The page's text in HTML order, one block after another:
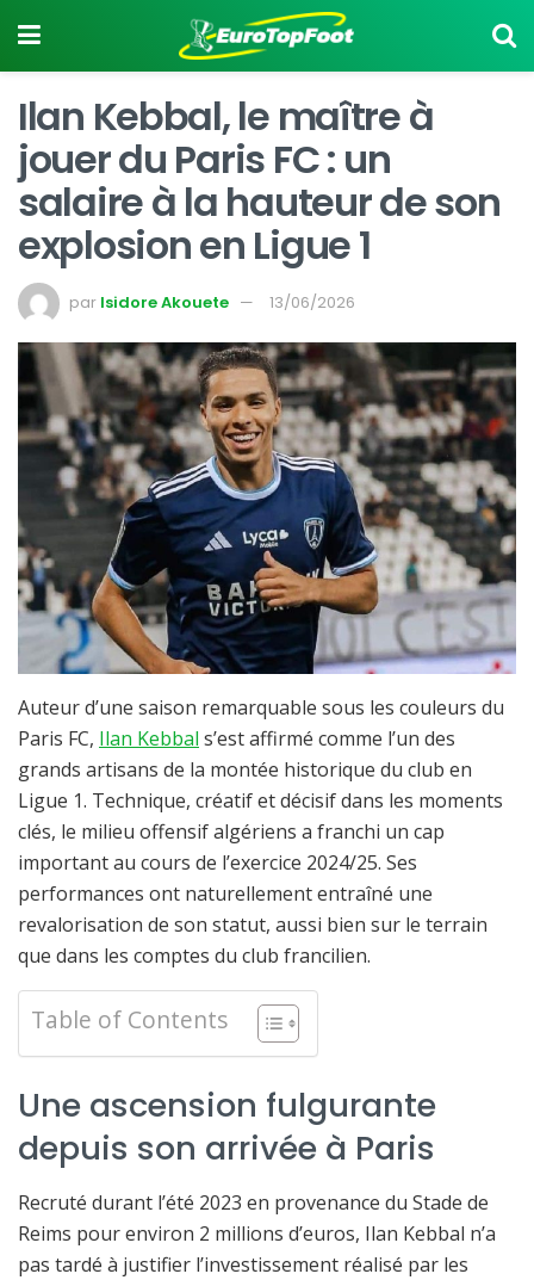
Ilan Kebbal, le maître à
jouer du Paris FC : un
salaire à la hauteur de son
explosion en Ligue 1
par Isidore Akouete 13/06/2026
Auteur d’une saison remarquable sous les couleurs du
Paris FC, Ilan Kebbal s’est affirmé comme l’un des
grands artisans de la montée historique du club en
Ligue 1. Technique, créatif et décisif dans les moments
clés, le milieu offensif algériens a franchi un cap
important au cours de l’exercice 2024/25. Ses
performances ont naturellement entraîné une
revalorisation de son statut, aussi bien sur le terrain
que dans les comptes du club francilien.
Table of Contents
Une ascension fulgurante
depuis son arrivée à Paris
Recruté durant l’été 2023 en provenance du Stade de
Reims pour environ 2 millions d’euros, Ilan Kebbal n’a
pas tardé à justifier l’investissement réalisé par les